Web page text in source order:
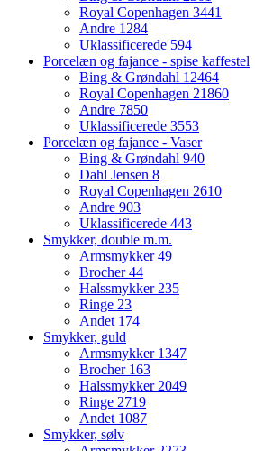
Royal Copenhagen 3441
Andre 1284
Uklassificerede 594
Porcelæn og fajance - spise kaffestel
Bing & Grøndahl 12464
Royal Copenhagen 21860
Andre 7850
Uklassificerede 3553
Porcelæn og fajance - Vaser
Bing & Grøndahl 940
Dahl Jensen 8
Royal Copenhagen 2610
Andre 903
Uklassificerede 443
Smykker, double m.m.
Armsmykker49
Brocher44
Halssmykker 235
Ringe 23
Andet 174
Smykker, guld
Armsmykker 1347
Brocher 163
Halssmykker 2049
Ringe 2719
Andet 1087
Smykker, sølv